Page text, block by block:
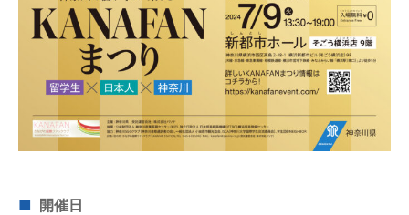
開催日